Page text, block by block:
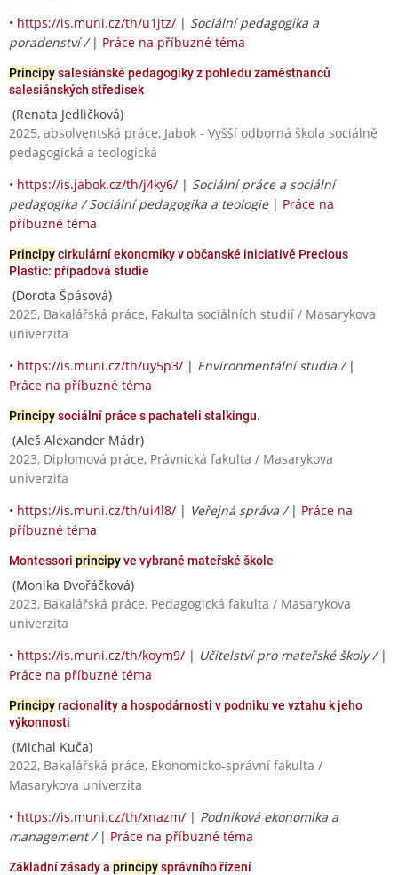
• https://is.muni.cz/th/u1jtz/ | Sociální pedagogika a
poradenství / | Práce na příbuzné téma
Principysalesiánské pedagogiky z pohledu zaměstnanců
salesiánských středisek
(Renata Jedličková)
2025, absolventská práce, Jabok - Vyšší odborná škola sociálně
pedagogická a teologická
• https://is.jabok.cz/th/j4ky6/ | Sociální práce a sociální
pedagogika / Sociální pedagogika a teologie| Práce na
příbuzné téma
Principycirkulární ekonomiky v občanské iniciativě Precious
Plastic: případová studie
(Dorota Špásová)
2025, Bakalářská práce, Fakulta sociálních studií / Masarykova
univerzita
• https://is.muni.cz/th/uy5p3/ | Environmentální studia / |
Práce na příbuzné téma
Principysociální práce s pachateli stalkingu.
(Aleš Alexander Mádr)
2023, Diplomová práce, Právnická fakulta / Masarykova
univerzita
• https://is.muni.cz/th/ui4l8/ | Veřejná správa / | Práce na
příbuzné téma
Montessori principyve vybrané mateřské škole
(Monika Dvořáčková)
2023, Bakalářská práce, Pedagogická fakulta / Masarykova
univerzita
• https://is.muni.cz/th/koym9/ | Učitelství pro mateřské školy / |
Práce na příbuzné téma
Principyracionality a hospodárnosti v podniku ve vztahu k jeho
výkonnosti
(Michal Kuča)
2022, Bakalářská práce, Ekonomicko-správní fakulta /
Masarykova univerzita
• https://is.muni.cz/th/xnazm/ | Podniková ekonomika a
management / | Práce na příbuzné téma
Základní zásady a principysprávního řízení